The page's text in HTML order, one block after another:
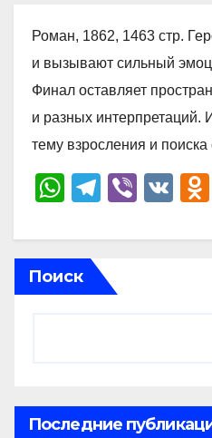
Роман, 1862, 1463 стр.
и вызывают сильный
Финал оставляет
и разных интерпретаций.
тему взросления и
W
at
s
A
T
e
gr
a
Vi
er
V
Поиск
Последние